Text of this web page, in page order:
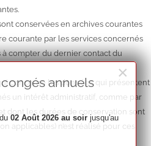
conservées en archives courantes
courante par les services concernés
à compter du dernier contact du
concerne les données qui présentent
un intérêt administratif, comme par
dont les durées de conservation sont
applicables) n’est réalisé pour ces
×
annuels
02 Août 2026 au soirjusqu'au